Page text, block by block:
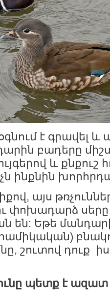
է գրավել
բադերը
և
ինքնին
այս
փոխադարձ սերը
են: Եթե
շուտով դուք
պետք է ազատ